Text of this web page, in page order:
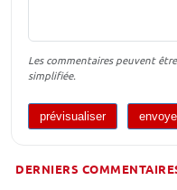
Les commentaires peuvent
simplifiée.
DERNIERS